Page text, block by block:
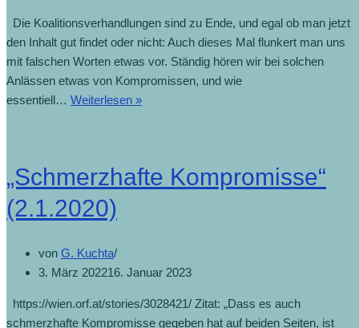
Die Koalitionsverhandlungen sind zu Ende, und egal ob man jetzt
den Inhalt gut findet oder nicht: Auch dieses Mal flunkert man uns
mit falschen Worten etwas vor. Ständig hören wir bei solchen
Anlässen etwas von Kompromissen, und wie
essentiell… Weiterlesen »
„Schmerzhafte Kompromisse“
(2.1.2020)
von G. Kuchta
3. März 202216. Januar 2023
https://wien.orf.at/stories/3028421/ Zitat: „Dass es auch
schmerzhafte Kompromisse gegeben hat auf beiden Seiten, ist